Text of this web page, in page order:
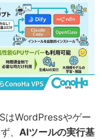
はWordPressやゲー
、 AIツールの実行基